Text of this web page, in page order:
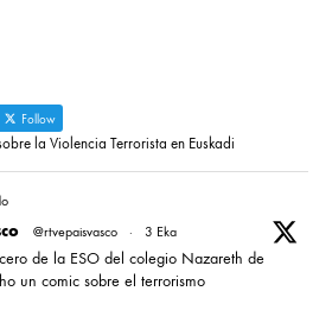
Follow
la Violencia Terrorista en Euskadi
@rtvepaisvasco · 3 Eka
de la ESO del colegio Nazareth de
un comic sobre el terrorismo